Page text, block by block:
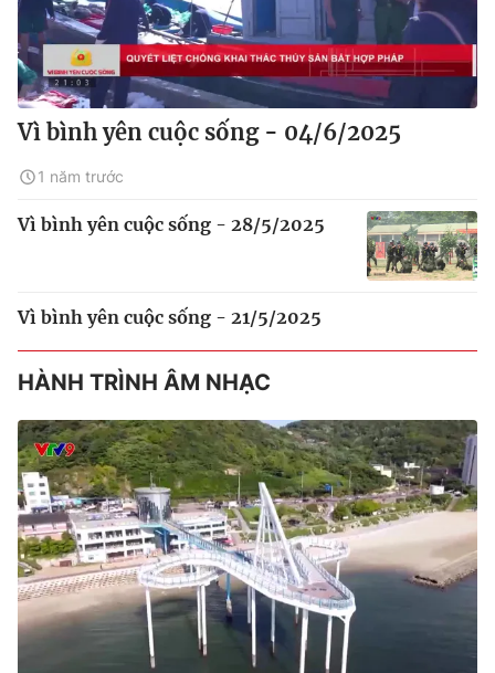
Vì bình yên cuộc sống - 04/6/2025
1 năm trước
Vì bình yên cuộc sống - 28/5/2025
Vì bình yên cuộc sống - 21/5/2025
HÀNH TRÌNH ÂM NHẠC